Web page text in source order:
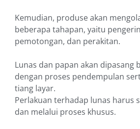
Kemudian, produse akan
beberapa tahapan, yaitu
pemotongan, dan perakitan.
Lunas dan papan akan dipasang
dengan proses pendempulan
tiang layar.
Perlakuan terhadap lunas harus
dan melalui proses khusus.